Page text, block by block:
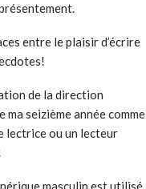
entre le plaisir d’écrire
de la direction
seizième année comme
lectrice ou un lecteur
masculin est utilisé